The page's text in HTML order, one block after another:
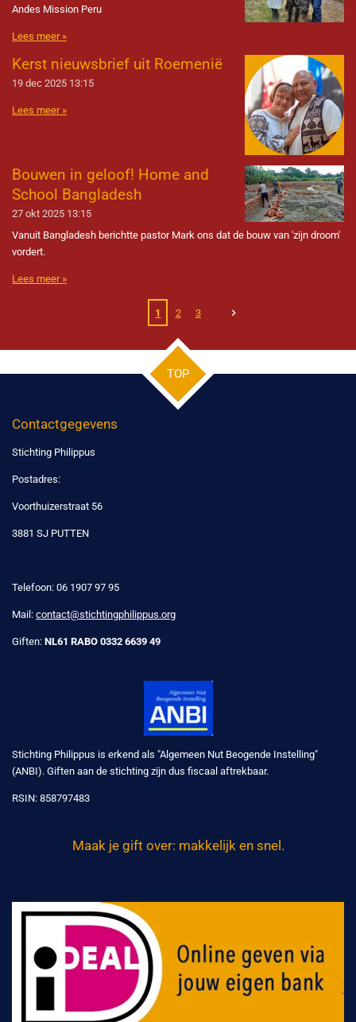
Andes Mission Peru
Lees meer »
Kerst nieuwsbrief uit Roemenië
19 dec 2025 13:15
Lees meer »
Bouwen in geloof! Home and
School Bangladesh
27 okt 2025 13:15
Vanuit Bangladesh berichtte pastor Mark ons dat de bouw van 'zijn droom'
vordert.
Lees meer »
1 2 3
TOP
Contactgegevens
Stichting Philippus
Postadres:
Voorthuizerstraat 56
3881 SJ PUTTEN
Telefoon: 06 1907 97 95
Mail: contact@stichtingphilippus.org
Giften: NL61 RABO 0332 6639 49
Stichting Philippus is erkend als "Algemeen Nut Beogende Instelling"
(ANBI). Giften aan de stichting zijn dus fiscaal aftrekbaar.
RSIN: 858797483
Maak je gift over: makkelijk en snel.